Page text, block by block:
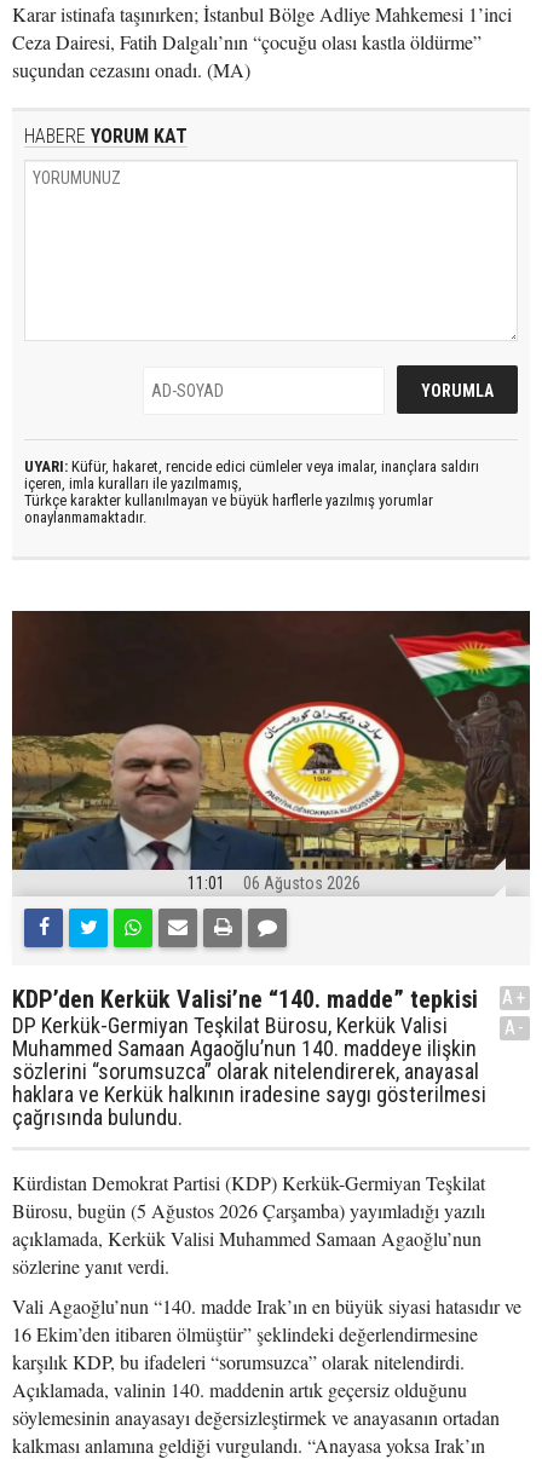
Karar istinafa taşınırken; İstanbul Bölge Adliye Mahkemesi 1’inci
Ceza Dairesi, Fatih Dalgalı’nın “çocuğu olası kastla öldürme”
suçundan cezasını onadı. (MA)
HABERE YORUM KAT
UYARI: Küfür, hakaret, rencide edici cümleler veya imalar, inançlara saldırı
içeren, imla kuralları ile yazılmamış,
Türkçe karakter kullanılmayan ve büyük harflerle yazılmış yorumlar
onaylanmamaktadır.
11:01 06 Ağustos 2026
KDP’den Kerkük Valisi’ne “140. madde” tepkisi
DP Kerkük-Germiyan Teşkilat Bürosu, Kerkük Valisi
Muhammed Samaan Agaoğlu’nun 140. maddeye ilişkin
sözlerini “sorumsuzca” olarak nitelendirerek, anayasal
haklara ve Kerkük halkının iradesine saygı gösterilmesi
çağrısında bulundu.
A+
A-
Kürdistan Demokrat Partisi (KDP) Kerkük-Germiyan Teşkilat
Bürosu, bugün (5 Ağustos 2026 Çarşamba) yayımladığı yazılı
açıklamada, Kerkük Valisi Muhammed Samaan Agaoğlu’nun
sözlerine yanıt verdi.
Vali Agaoğlu’nun “140. madde Irak’ın en büyük siyasi hatasıdır ve
16 Ekim’den itibaren ölmüştür” şeklindeki değerlendirmesine
karşılık KDP, bu ifadeleri “sorumsuzca” olarak nitelendirdi.
Açıklamada, valinin 140. maddenin artık geçersiz olduğunu
söylemesinin anayasayı değersizleştirmek ve anayasanın ortadan
kalkması anlamına geldiği vurgulandı. “Anayasa yoksa Irak’ın